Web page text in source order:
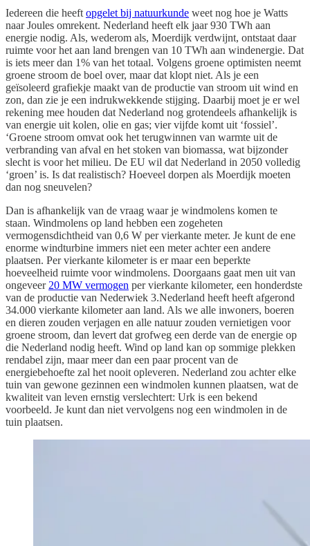
Iedereen die heeft opgelet bij natuurkunde weet nog hoe je Watts
naar Joules omrekent. Nederland heeft elk jaar 930 TWh aan
energie nodig. Als, wederom als, Moerdijk verdwijnt, ontstaat daar
ruimte voor het aan land brengen van 10 TWh aan windenergie. Dat
is iets meer dan 1% van het totaal. Volgens groene optimisten neemt
groene stroom de boel over, maar dat klopt niet. Als je een
geïsoleerd grafiekje maakt van de productie van stroom uit wind en
zon, dan zie je een indrukwekkende stijging. Daarbij moet je er wel
rekening mee houden dat Nederland nog grotendeels afhankelijk is
van energie uit kolen, olie en gas; vier vijfde komt uit ‘fossiel’.
‘Groene stroom omvat ook het terugwinnen van warmte uit de
verbranding van afval en het stoken van biomassa, wat bijzonder
slecht is voor het milieu. De EU wil dat Nederland in 2050 volledig
‘groen’ is. Is dat realistisch? Hoeveel dorpen als Moerdijk moeten
dan nog sneuvelen?
Dan is afhankelijk van de vraag waar je windmolens komen te
staan. Windmolens op land hebben een zogeheten
vermogensdichtheid van 0,6 W per vierkante meter. Je kunt de ene
enorme windturbine immers niet een meter achter een andere
plaatsen. Per vierkante kilometer is er maar een beperkte
hoeveelheid ruimte voor windmolens. Doorgaans gaat men uit van
ongeveer 20 MW vermogen per vierkante kilometer, een honderdste
van de productie van Nederwiek 3.Nederland heeft heeft afgerond
34.000 vierkante kilometer aan land. Als we alle inwoners, boeren
en dieren zouden verjagen en alle natuur zouden vernietigen voor
groene stroom, dan levert dat grofweg een derde van de energie op
die Nederland nodig heeft. Wind op land kan op sommige plekken
rendabel zijn, maar meer dan een paar procent van de
energiebehoefte zal het nooit opleveren. Nederland zou achter elke
tuin van gewone gezinnen een windmolen kunnen plaatsen, wat de
kwaliteit van leven ernstig verslechtert: Urk is een bekend
voorbeeld. Je kunt dan niet vervolgens nog een windmolen in de
tuin plaatsen.